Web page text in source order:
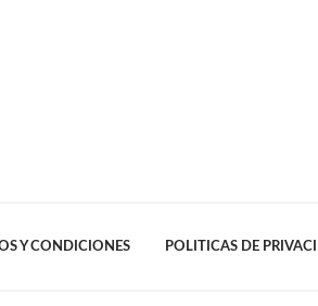
Y CONDICIONES POLITICAS DE